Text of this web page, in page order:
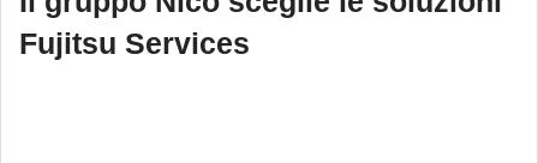
Fujitsu Services